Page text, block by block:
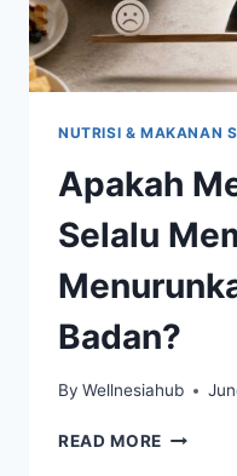
NUTRISI & MAKANAN
Apakah
Selalu
Badan?
By Wellnesiahub
READ MORE APAKAH